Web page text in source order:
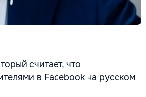
считает, что
в Facebook на русском